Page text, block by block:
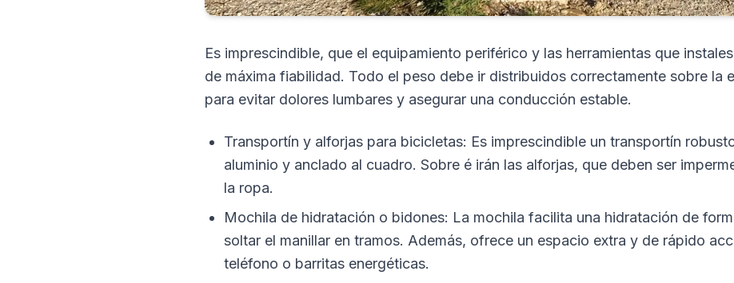
Es imprescindible, que el equipamiento periférico y las herramientas que
de máxima fiabilidad. Todo el peso debe ir distribuidos correctamente sobre la
para evitar dolores lumbares y asegurar una conducción estable.
Transportín y alforjas para bicicletas: Es imprescindible un transportín
aluminio y anclado al cuadro. Sobre é irán las alforjas, que deben ser
la ropa.
Mochila de hidratación o bidones: La mochila facilita una hidratación de
soltar el manillar en tramos. Además, ofrece un espacio extra y de rápido
teléfono o barritas energéticas.